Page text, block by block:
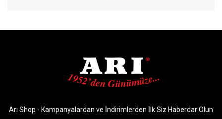
Arı Shop - Kampanyalardan ve İndirimlerden İlk Siz Haberdar Olun